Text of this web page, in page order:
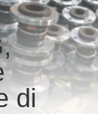
di